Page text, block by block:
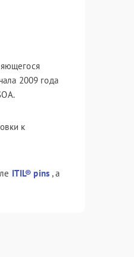
2009 года
к
ITIL® pins, а